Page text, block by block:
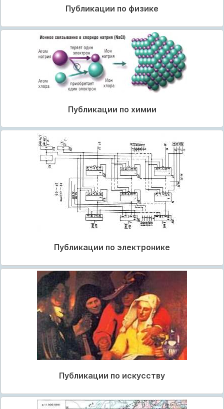
Публикации по физике
Публикации по химии
Публикации по электронике
Публикации по искусству